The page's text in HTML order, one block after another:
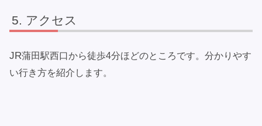
アクセス
JR蒲田駅西口から徒歩4分ほどのところです。分かりやす
い行き方を紹介します。